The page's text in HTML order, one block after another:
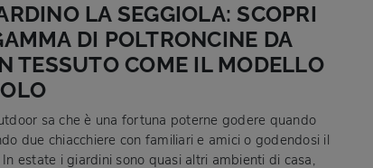
LA SEGGIOLA: SCOPRI
DI POLTRONCINE DA
TESSUTO COME IL MODELLO
sa che è una fortuna poterne godere quando
due chiacchiere con familiari e amici o godendosi il
estate i giardini sono quasi altri ambienti di casa,